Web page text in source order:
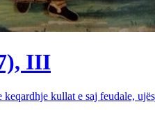
III
kullat e saj feudale,